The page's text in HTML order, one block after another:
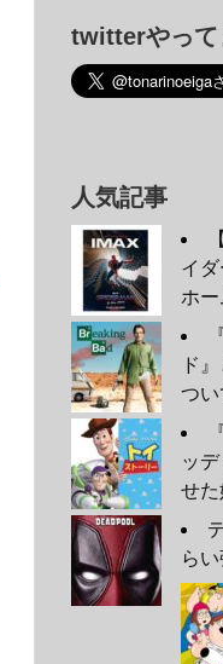
twitterやって
人気記事
イダ
ホ
ド
つ
ッ
せ
ら